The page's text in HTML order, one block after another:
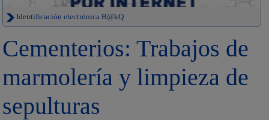
Identificación electrónica B@kQ
Cementerios: Trabajos de
marmolería y limpieza de
sepulturas